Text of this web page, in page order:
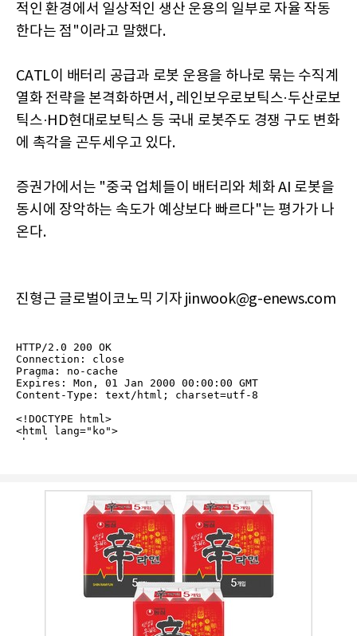
적인 환경에서 일상적인 생산 운용의 일부로 자율 작동
한다는 점"이라고 말했다.
CATL이 배터리 공급과 로봇 운용을 하나로 묶는 수직계
열화 전략을 본격화하면서, 레인보우로보틱스·두산로보
틱스·HD현대로보틱스 등 국내 로봇주도 경쟁 구도 변화
에 촉각을 곤두세우고 있다.
증권가에서는 "중국 업체들이 배터리와 체화 AI 로봇을
동시에 장악하는 속도가 예상보다 빠르다"는 평가가 나
온다.
진형근 글로벌이코노믹 기자 jinwook@g-enews.com